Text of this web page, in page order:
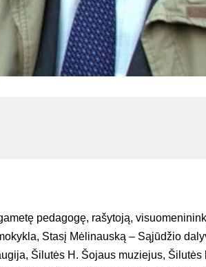
pedagogę, rašytoją,
Stasį Mėlinauską – Sąjūdžio
Šilutės H. Šojaus muziejus, Šilutės